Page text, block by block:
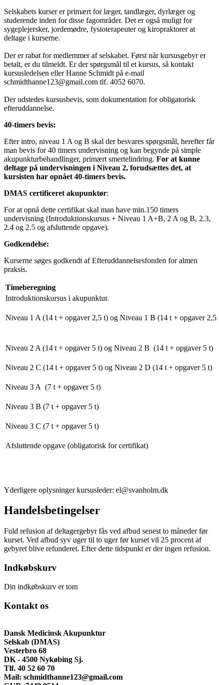
Selskabets kurser er primært for læger, tandlæger, dyrlæger og
studerende inden for disse fagområder. Det er også muligt for
sygeplejersker, jordemødre, fysioterapeuter og kiropraktorer at
deltage i kurserne.
Der er rabat for medlemmer af selskabet. Først når kursusgebyr er
betalt, er du tilmeldt. Er der spørgsmål til et kursus, så kontakt
kursusledelsen eller Hanne Schmidt på e-mail
schmidthanne123@gmail.com tlf. 4052 6070.
Der udstedes kursusbevis, som dokumentation for obligatorisk
efteruddannelse.
40-timers bevis:
Efter intro, niveau 1 A og B skal der besvares spørgsmål, herefter får
man bevis for 40 timers undervisning og kan begynde på simple
akupunkturbehandlinger, primært smertelindring. For at kunne
deltage på undervisningen i Niveau 2, forudsættes det, at
kursisten har opnået 40-timers bevis.
DMAS certificeret akupunktør:
For at opnå dette certifikat skal man have min.150 timers
undervisning (Introduktionskursus + Niveau 1 A+B, 2 A og B, 2.3,
2.4 og 2.5 og afsluttende opgave).
Godkendelse:
Kurserne søges godkendt af Efteruddannelsesfonden for almen
praksis.
Timeberegning
Introduktionskursus i akupunktur.
Niveau 1 A (14 t + opgaver 2,5 t) og Niveau 1 B (14 t + opgaver 2,5
Niveau 2 A (14 t + opgaver 5 t) og Niveau 2 B (14 t + opgaver 5 t)
Niveau 2 C (14 t + opgaver 5 t) og Niveau 2 D (14 t + opgaver 5 t)
Niveau 3 A (7 t + opgaver 5 t)
Niveau 3 B (7 t + opgaver 5 t)
Niveau 3 C (7 t + opgaver 5 t)
Afsluttende opgave (obligatorisk for certifikat)
Yderligere oplysninger kursusleder: el@svanholm.dk
Handelsbetingelser
Fuld refusion af deltagergebyr fås ved afbud senest to måneder før
kurset. Ved afbud syv uger til to uger før kurset vil 25 procent af
gebyret blive refunderet. Efter dette tidspunkt er der ingen refusion.
Indkøbskurv
Din indkøbskurv er tom
Kontakt os
Dansk Medicinsk Akupunktur
Selskab (DMAS)
Vesterbro 68
DK - 4500 Nykøbing Sj.
Tlf. 40 52 60 70
Mail: schmidthanne123@gmail.com